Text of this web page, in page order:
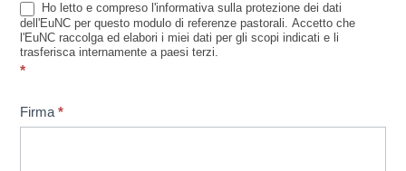
Ho letto e compreso l'informativa sulla protezione dei dati
dell'EuNC per questo modulo di referenze pastorali. Accetto che
l'EuNC raccolga ed elabori i miei dati per gli scopi indicati e li
trasferisca internamente a paesi terzi.
*
Firma*